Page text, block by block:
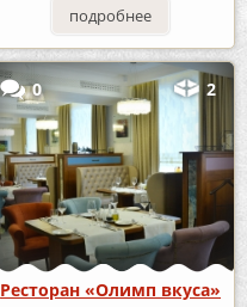
подробнее
0 2
Ресторан «Олимп вкуса»